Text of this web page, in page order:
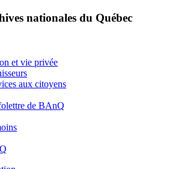
nationales du Québec
et vie privée
aux citoyens
de BAnQ